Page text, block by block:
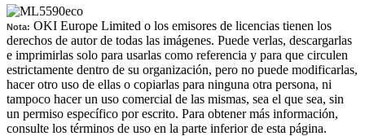
Nota: OKI Europe Limited o los emisores de licencias tienen los
derechos de autor de todas las imágenes. Puede verlas, descargarlas
e imprimirlas solo para usarlas como referencia y para que circulen
estrictamente dentro de su organización, pero no puede modificarlas,
hacer otro uso de ellas o copiarlas para ninguna otra persona, ni
tampoco hacer un uso comercial de las mismas, sea el que sea, sin
un permiso específico por escrito. Para obtener más información,
consulte los términos de uso en la parte inferior de esta página.